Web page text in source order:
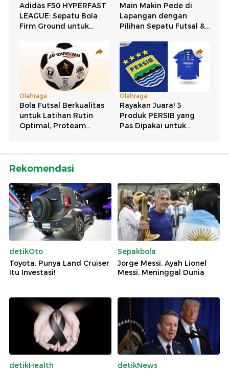
Rekomendasi
detikOto
Toyota: Punya Land Cruiser
Itu Investasi!
Sepakbola
Jorge Messi, Ayah Lionel
Messi, Meninggal Dunia
detikHealth
detikNews